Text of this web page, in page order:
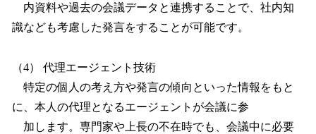
内資料や過去の会議データと連携することで、社内知
識なども考慮した発言をすることが可能です。
（4） 代理エージェント技術
特定の個人の考え方や発言の傾向といった情報をもと
に、本人の代理となるエージェントが会議に参
加します。専門家や上長の不在時でも、会議中に必要